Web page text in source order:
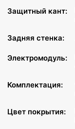
Защитный кант:
Задняя стенка:
Электромодуль:
Комплектация:
Цвет покрытия: